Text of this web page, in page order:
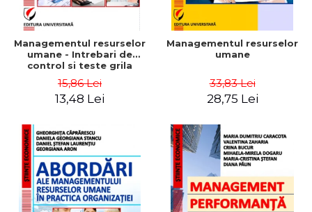
Managementul resurselor
umane - Intrebari de
control si teste grila
15,86 Lei
13,48 Lei
Managementul resurselor
umane
33,83 Lei
28,75 Lei